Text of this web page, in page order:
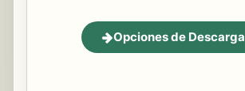
Opciones de Descarga